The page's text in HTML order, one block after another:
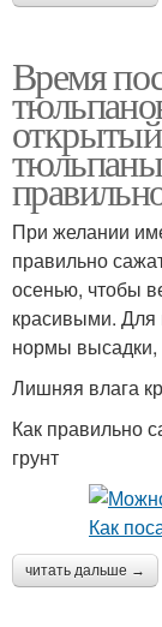
Время
При желании
правильно
осенью, чтобы
красивыми. Для
нормы высадки,
Лишняя влага
Как правильно
грунт
читать дальше →